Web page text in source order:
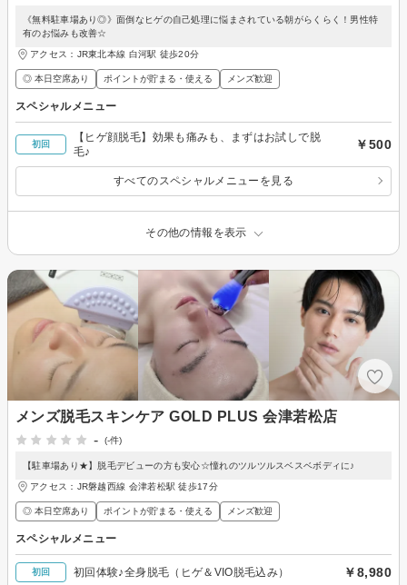
《無料駐車場あり◎》面倒なヒゲの自己処理に悩まされている朝がらくらく！男性特
有のお悩みも改善☆
アクセス：JR東北本線 白河駅 徒歩20分
◎ 本日空席あり ポイントが貯まる・使える メンズ歓迎
スペシャルメニュー
初回
【ヒゲ顔脱毛】効果も痛みも、まずはお試しで脱
毛♪
￥500
すべてのスペシャルメニューを見る
その他の情報を表示
メンズ脱毛スキンケア GOLD PLUS 会津若松店
-
(-件)
【駐車場あり★】脱毛デビューの方も安心☆憧れのツルツルスベスベボディに♪
アクセス：JR磐越西線 会津若松駅 徒歩17分
◎ 本日空席あり ポイントが貯まる・使える メンズ歓迎
スペシャルメニュー
初回 初回体験♪全身脱毛（ヒゲ＆VIO脱毛込み） ￥8,980